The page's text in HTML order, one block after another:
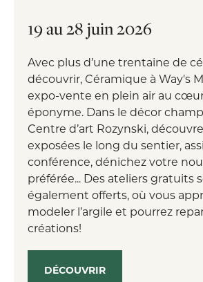
19 au 28 juin 2026
Avec plus d’une trentaine de
découvrir, Céramique à Way's
expo-vente en plein air au
éponyme. Dans le décor
Centre d’art Rozynski,
exposées le long du sentier,
conférence, dénichez votre
préférée... Des ateliers gratuits
également offerts, où vous
modeler l’argile et pourrez
créations!
DÉCOUVRIR